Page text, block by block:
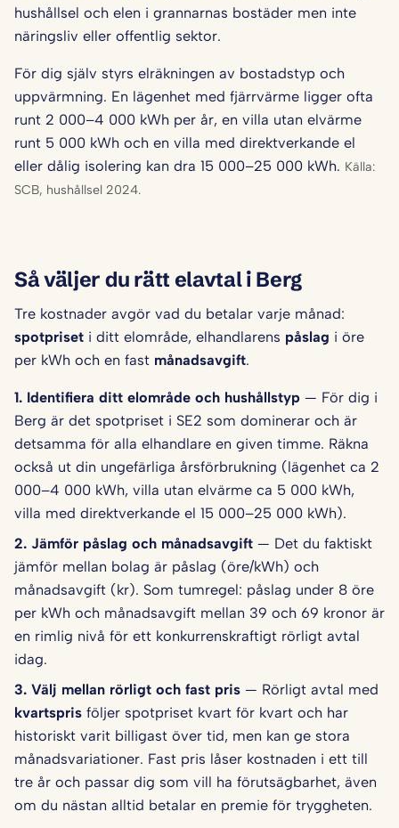
hushållsel och elen i grannarnas bostäder men inte
näringsliv eller offentlig sektor.
För dig själv styrs elräkningen av bostadstyp och
uppvärmning. En lägenhet med fjärrvärme ligger ofta
runt 2 000–4 000 kWh per år, en villa utan elvärme
runt 5 000 kWh och en villa med direktverkande el
eller dålig isolering kan dra 15 000–25 000 kWh. Källa:
SCB, hushållsel 2024.
Så väljer du rätt elavtal i Berg
Tre kostnader avgör vad du betalar varje månad:
spotpriset i ditt elområde, elhandlarens påslag i öre
per kWh och en fast månadsavgift.
1. Identifiera ditt elområde och hushålls­typ — För dig i
Berg är det spotpriset i SE2 som dominerar och är
detsamma för alla elhandlare en given timme. Räkna
också ut din ungefärliga årsförbrukning (lägenhet ca 2
000–4 000 kWh, villa utan elvärme ca 5 000 kWh,
villa med direktverkande el 15 000–25 000 kWh).
2. Jämför påslag och månadsavgift — Det du faktiskt
jämför mellan bolag är påslag (öre/kWh) och
månadsavgift (kr). Som tumregel: påslag under 8 öre
per kWh och månadsavgift mellan 39 och 69 kronor är
en rimlig nivå för ett konkurrenskraftigt rörligt avtal
idag.
3. Välj mellan rörligt och fast pris — Rörligt avtal med
kvartspris följer spotpriset kvart för kvart och har
historiskt varit billigast över tid, men kan ge stora
månadsvariationer. Fast pris låser kostnaden i ett till
tre år och passar dig som vill ha förutsägbarhet, även
om du nästan alltid betalar en premie för tryggheten.